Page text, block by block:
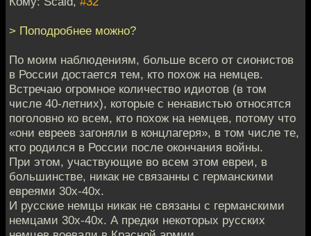
> Поподробнее можно?
По моим наблюдениям, больше всего от сионистов
в России достается тем, кто похож на немцев.
Встречаю огромное количество идиотов (в том
числе 40-летних), которые с ненавистью относятся
поголовно ко всем, кто похож на немцев, потому что
«они евреев загоняли в концлагеря», в том числе те,
кто родился в России после окончания войны.
При этом, участвующие во всем этом евреи, в
большинстве, никак не связанны с германскими
евреями 30х-40х.
И русские немцы никак не связаны с германскими
немцами 30х-40х. А предки некоторых русских